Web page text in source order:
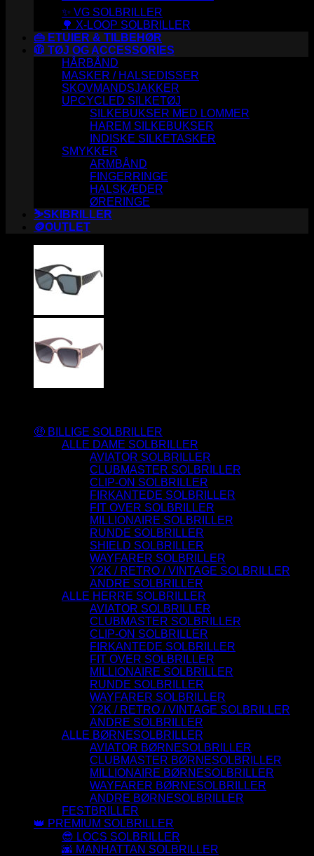
✨ VG SOLBRILLER
🌳 X-LOOP SOLBRILLER
👜 ETUIER & TILBEHØR
🧥 TØJ OG ACCESSORIES
HÅRBÅND
MASKER / HALSEDISSER
SKOVMANDSJAKKER
UPCYCLED SILKETØJ
SILKEBUKSER MED LOMMER
HAREM SILKEBUKSER
INDISKE SILKETASKER
SMYKKER
ARMBÅND
FINGERRINGE
HALSKÆDER
ØRERINGE
⛷️SKIBRILLER
🪙OUTLET
🤑 BILLIGE SOLBRILLER
ALLE DAME SOLBRILLER
AVIATOR SOLBRILLER
CLUBMASTER SOLBRILLER
CLIP-ON SOLBRILLER
FIRKANTEDE SOLBRILLER
FIT OVER SOLBRILLER
MILLIONAIRE SOLBRILLER
RUNDE SOLBRILLER
SHIELD SOLBRILLER
WAYFARER SOLBRILLER
Y2K / RETRO / VINTAGE SOLBRILLER
ANDRE SOLBRILLER
ALLE HERRE SOLBRILLER
AVIATOR SOLBRILLER
CLUBMASTER SOLBRILLER
CLIP-ON SOLBRILLER
FIRKANTEDE SOLBRILLER
FIT OVER SOLBRILLER
MILLIONAIRE SOLBRILLER
RUNDE SOLBRILLER
WAYFARER SOLBRILLER
Y2K / RETRO / VINTAGE SOLBRILLER
ANDRE SOLBRILLER
ALLE BØRNESOLBRILLER
AVIATOR BØRNESOLBRILLER
CLUBMASTER BØRNESOLBRILLER
MILLIONAIRE BØRNESOLBRILLER
WAYFARER BØRNESOLBRILLER
ANDRE BØRNESOLBRILLER
FESTBRILLER
👑 PREMIUM SOLBRILLER
😎 LOCS SOLBRILLER
🌆 MANHATTAN SOLBRILLER